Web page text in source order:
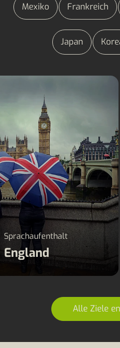
Mexiko Frankreich
Japan
Sprachaufenthalt
England
Sprachaufenthalt
England
Alle Ziele